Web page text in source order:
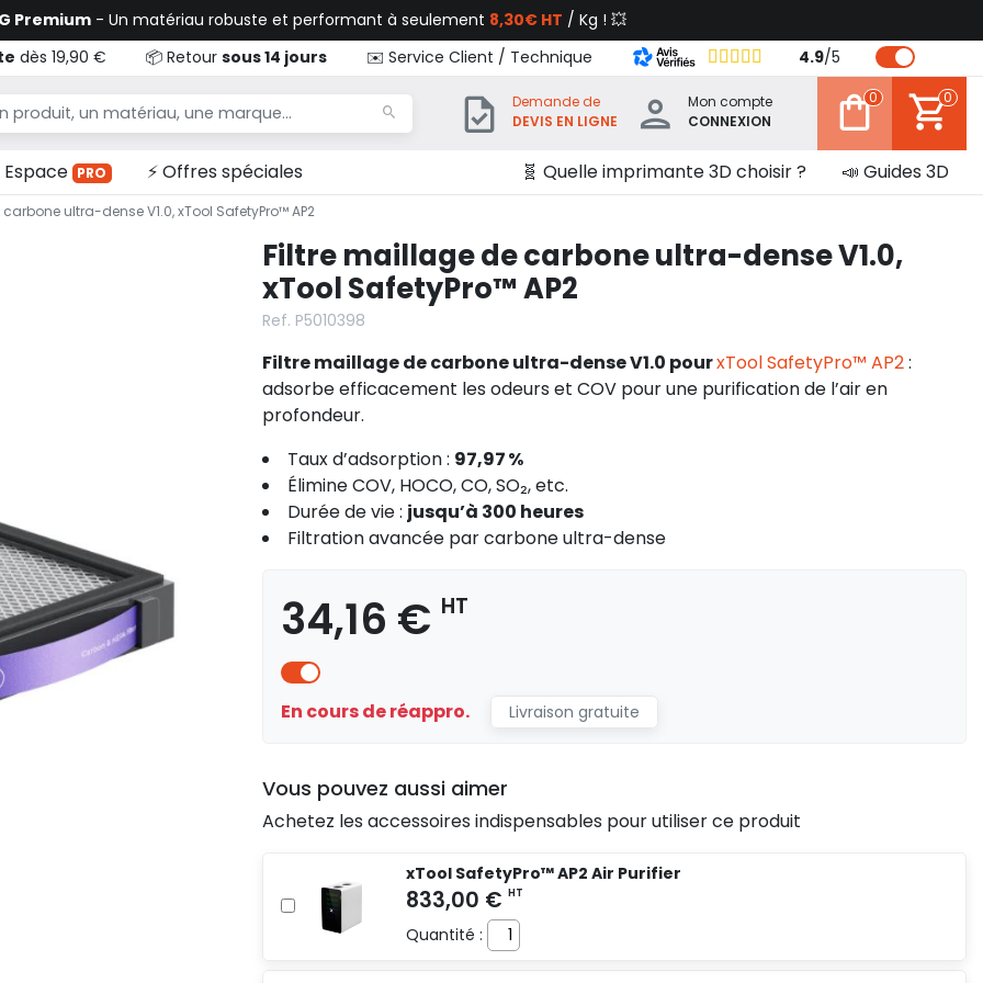
Premium - Un matériau robuste et performant à seulement 8,30€ HT / Kg ! 💥
dès 19,90 € 📦 Retour sous 14 jours ✉️ Service Client / Technique 4.9/5
Demande de
DEVIS EN LIGNE
Mon compte
CONNEXION
0 0
Espace PRO ⚡ Offres spéciales 🧬 Quelle imprimante 3D choisir ? 📣 Guides 3D
ultra-dense V1.0, xTool SafetyPro™ AP2
Filtre maillage de carbone ultra-dense V1.0,
xTool SafetyPro™ AP2
Ref. P5010398
Filtre maillage de carbone ultra-dense V1.0 pourxTool SafetyPro™ AP2:
adsorbe efficacement les odeurs et COV pour une purification de l’air en
profondeur.
Taux d’adsorption : 97,97 %
Élimine COV, HOCO, CO, SO₂, etc.
Durée de vie : jusqu’à 300 heures
Filtration avancée par carbone ultra-dense
34,16 € HT
En cours de réappro. Livraison gratuite
Vous pouvez aussi aimer
Achetez les accessoires indispensables pour utiliser ce produit
xTool SafetyPro™ AP2 Air Purifier
Quantité :